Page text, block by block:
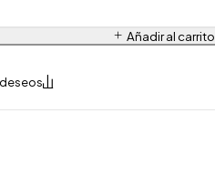
Añadir al carrito